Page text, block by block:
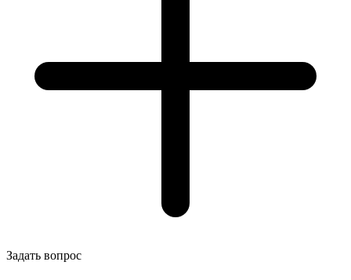
Задать вопрос